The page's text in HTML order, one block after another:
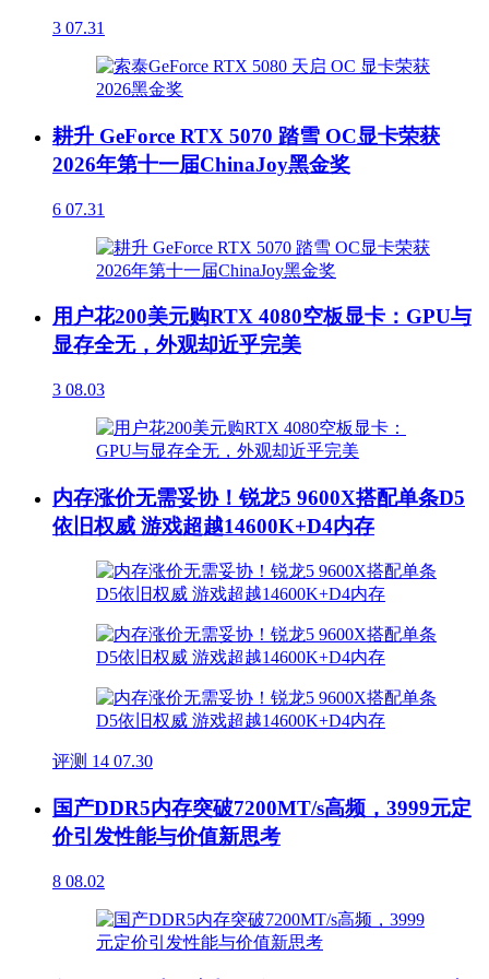
3 07.31
耕升 GeForce RTX 5070 踏雪 OC显卡荣获
2026年第十一届ChinaJoy黑金奖
6 07.31
用户花200美元购RTX 4080空板显卡：GPU与
显存全无，外观却近乎完美
3 08.03
内存涨价无需妥协！锐龙5 9600X搭配单条D5
依旧权威 游戏超越14600K+D4内存
评测 14 07.30
国产DDR5内存突破7200MT/s高频，3999元定
价引发性能与价值新思考
8 08.02